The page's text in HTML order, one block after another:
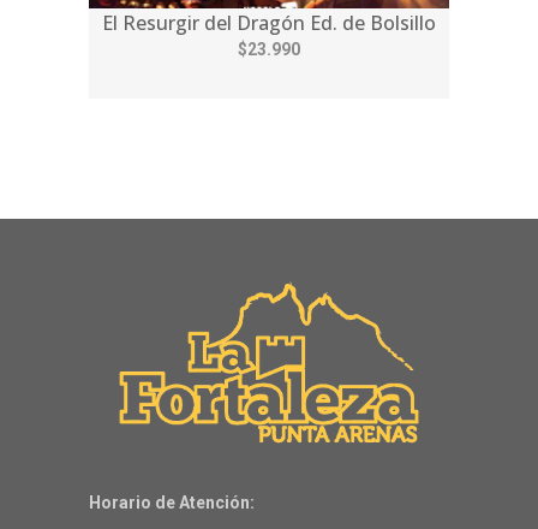
El Resurgir del Dragón Ed. de Bolsillo
$23.990
Horario de Atención: